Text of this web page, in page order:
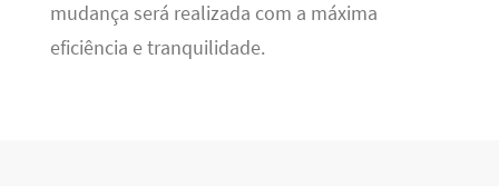
mudança será realizada com a máxima
eficiência e tranquilidade.